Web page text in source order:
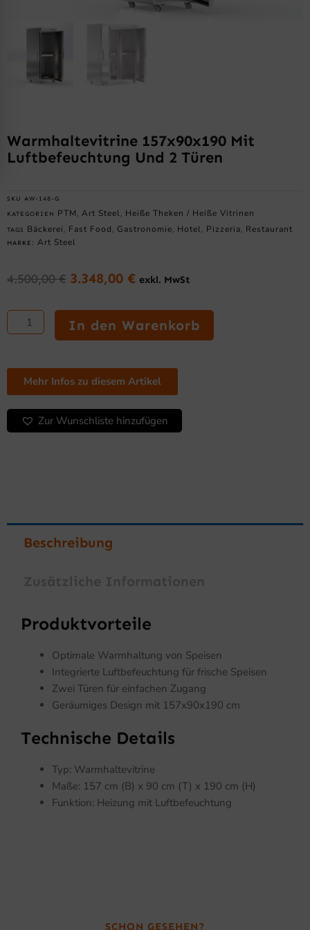
Warmhaltevitrine 157x90x190 Mit
Luftbefeuchtung Und 2 Türen
SKU AW-148-G
KATEGORIEN PTM Art Steel Heiße Theken / Heiße Vitrinen
TAGS Bäckerei Fast Food Gastronomie Hotel Pizzeria Restaurant
MARKE: Art Steel
4.500,00€ Ursprünglicher
war:
4.500,00 €
3.348,00 € Aktueller
ist:
3.348,00 €.
exkl. MwSt
Warmhaltevitrine
157x90x190
mit
und
Türen
Menge
In den Warenkorb
Mehr Infos zu diesem Artikel
Zur Wunschliste hinzufügen
Beschreibung
Produktvorteile
Optimale Warmhaltung von Speisen
Integrierte Luftbefeuchtung für frische Speisen
Zwei Türen für einfachen Zugang
Geräumiges Design mit 157x90x190 cm
Technische Details
Typ: Warmhaltevitrine
Maße: 157 cm (B) x 90 cm (T) x 190 cm (H)
Funktion: Heizung mit Luftbefeuchtung
SCHON GESEHEN?